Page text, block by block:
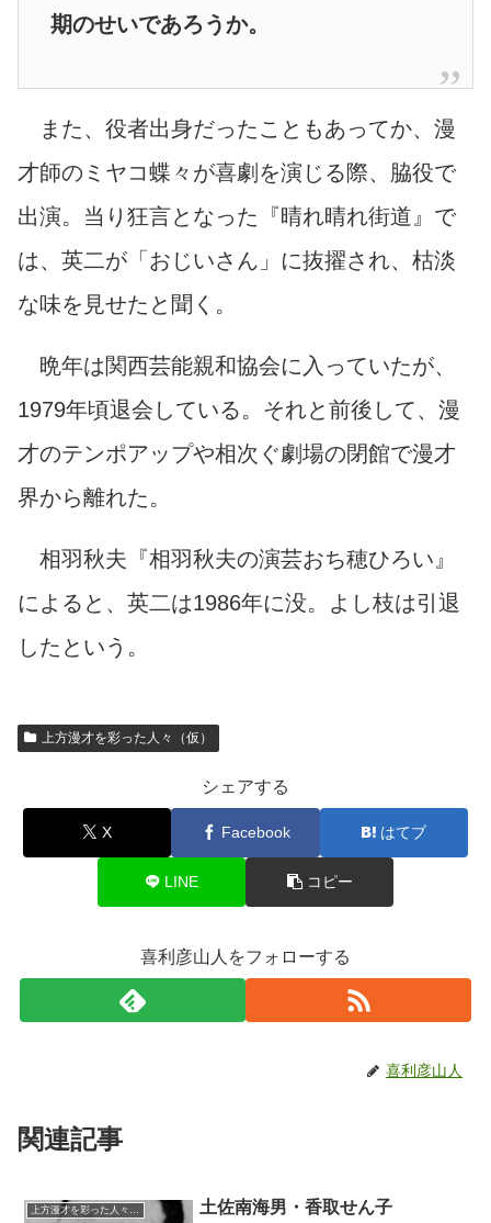
期のせいであろうか。
また、役者出身だったこともあってか、漫
才師のミヤコ蝶々が喜劇を演じる際、脇役で
出演。当り狂言となった『晴れ晴れ街道』で
は、英二が「おじいさん」に抜擢され、枯淡
な味を見せたと聞く。
晩年は関西芸能親和協会に入っていたが、
1979年頃退会している。それと前後して、漫
才のテンポアップや相次ぐ劇場の閉館で漫才
界から離れた。
相羽秋夫『相羽秋夫の演芸おち穂ひろい』
によると、英二は1986年に没。よし枝は引退
したという。
上方漫才を彩った人々（仮）
シェアする
X Facebook はてブ
LINE コピー
喜利彦山人をフォローする
喜利彦山人
関連記事
上方漫才を彩った人々（仮） 土佐南海男・香取せん子